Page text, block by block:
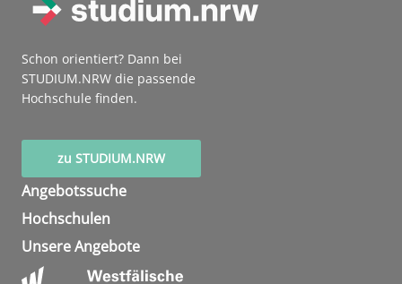
Schon orientiert? Dann bei
STUDIUM.NRW die passende
Hochschule finden.
zu STUDIUM.NRW
Angebotssuche
Hochschulen
Unsere Angebote